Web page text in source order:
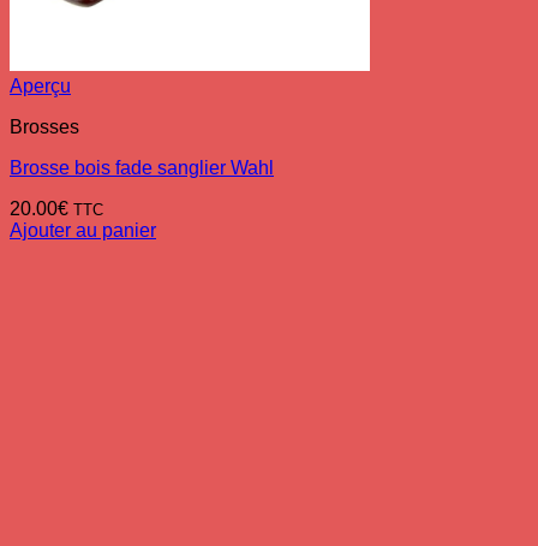
Aperçu
Brosses
Brosse bois fade sanglier Wahl
20.00€ TTC
Ajouter au panier